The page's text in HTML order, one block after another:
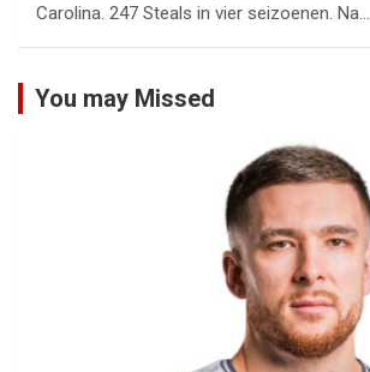
Carolina. 247 Steals in vier seizoenen. Na…
You may Missed